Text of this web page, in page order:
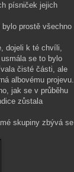
písniček jejich
prostě všechno
dojeli k té chvíli,
se to bylo
čisté části, ale
albovému projevu.
jak se v průběhu
zůstala
skupiny zbývá se